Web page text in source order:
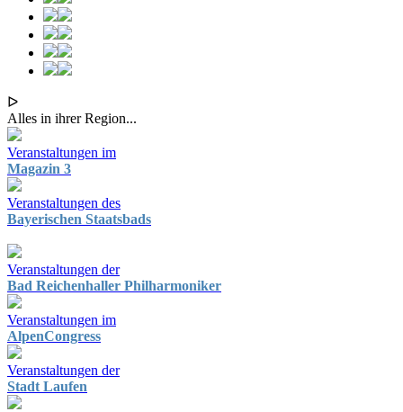
ᐅ
Alles in ihrer Region...
Veranstaltungen im
Magazin 3
Veranstaltungen des
Bayerischen Staatsbads
Veranstaltungen der
Bad Reichenhaller Philharmoniker
Veranstaltungen im
AlpenCongress
Veranstaltungen der
Stadt Laufen